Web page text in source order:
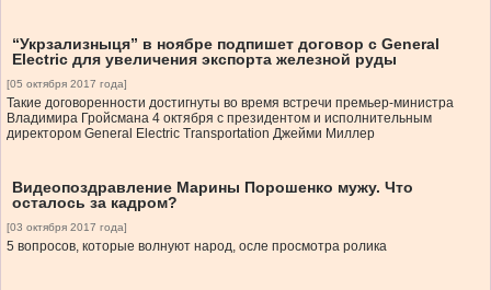
“Укрзализныця” в ноябре подпишет договор с General
Electric для увеличения экспорта железной руды
[05 октября 2017 года]
Такие договоренности достигнуты во время встречи премьер-министра
Владимира Гройсмана 4 октября с президентом и исполнительным
директором General Electric Transportation Джейми Миллер
Видеопоздравление Марины Порошенко мужу. Что
осталось за кадром?
[03 октября 2017 года]
5 вопросов, которые волнуют народ, осле просмотра ролика